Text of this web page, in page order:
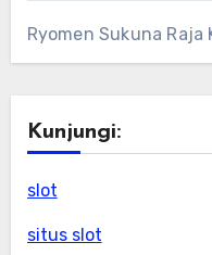
Ryomen Sukuna
Kunjungi:
slot
situs slot